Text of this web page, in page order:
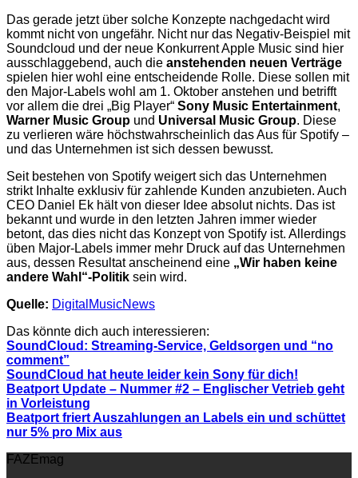
Das gerade jetzt über solche Konzepte nachgedacht wird
kommt nicht von ungefähr. Nicht nur das Negativ-Beispiel mit
Soundcloud und der neue Konkurrent Apple Music sind hier
ausschlaggebend, auch die anstehenden neuen Verträge
spielen hier wohl eine entscheidende Rolle. Diese sollen mit
den Major-Labels wohl am 1. Oktober anstehen und betrifft
vor allem die drei „Big Player“ Sony Music Entertainment,
Warner Music Group und Universal Music Group. Diese
zu verlieren wäre höchstwahrscheinlich das Aus für Spotify –
und das Unternehmen ist sich dessen bewusst.
Seit bestehen von Spotify weigert sich das Unternehmen
strikt Inhalte exklusiv für zahlende Kunden anzubieten. Auch
CEO Daniel Ek hält von dieser Idee absolut nichts. Das ist
bekannt und wurde in den letzten Jahren immer wieder
betont, das dies nicht das Konzept von Spotify ist. Allerdings
üben Major-Labels immer mehr Druck auf das Unternehmen
aus, dessen Resultat anscheinend eine „Wir haben keine
andere Wahl“-Politik sein wird.
Quelle: DigitalMusicNews
Das könnte dich auch interessieren:
SoundCloud: Streaming-Service, Geldsorgen und “no
comment”
SoundCloud hat heute leider kein Sony für dich!
Beatport Update – Nummer #2 – Englischer Vetrieb geht
in Vorleistung
Beatport friert Auszahlungen an Labels ein und schüttet
nur 5% pro Mix aus
FAZEmag